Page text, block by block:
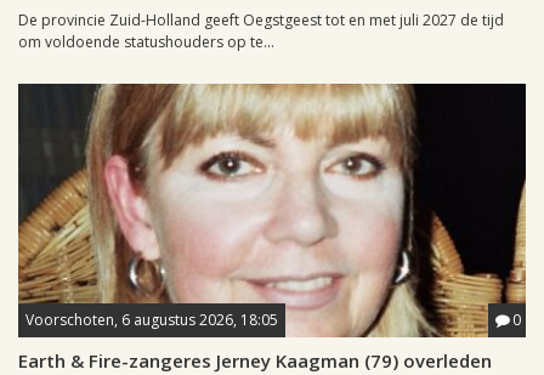
De provincie Zuid-Holland geeft Oegstgeest tot en met juli 2027 de tijd
om voldoende statushouders op te...
Voorschoten, 6 augustus 2026, 18:05 0
Earth & Fire-zangeres Jerney Kaagman (79) overleden